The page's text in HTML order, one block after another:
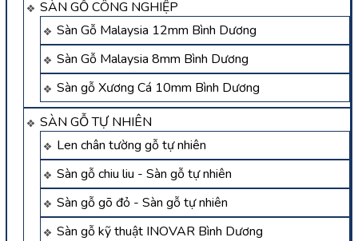
SÀN GỖ CÔNG NGHIỆP
Sàn Gỗ Malaysia 12mm Bình Dương
Sàn Gỗ Malaysia 8mm Bình Dương
Sàn gỗ Xương Cá 10mm Bình Dương
SÀN GỖ TỰ NHIÊN
Len chân tường gỗ tự nhiên
Sàn gỗ chiu liu - Sàn gỗ tự nhiên
Sàn gỗ gõ đỏ - Sàn gỗ tự nhiên
Sàn gỗ kỹ thuật INOVAR Bình Dương